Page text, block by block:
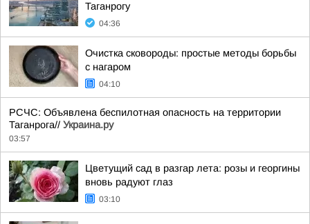
Таганрогу
04:36
Очистка сковороды: простые методы борьбы
с нагаром
04:10
РСЧС: Объявлена беспилотная опасность на территории
Таганрога// Украина.ру
03:57
Цветущий сад в разгар лета: розы и георгины
вновь радуют глаз
03:10